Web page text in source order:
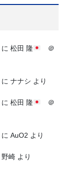
に 松田 隆
＠
に ナナシ より
に 松田 隆
＠
に AuO2 より
野崎 より